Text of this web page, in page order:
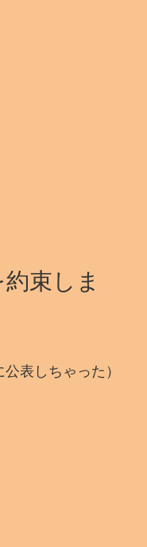
束しま
表しちゃった）